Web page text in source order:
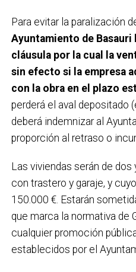
Para evitar la paralización
Ayuntamiento de
cláusula por la cual la
sin efecto si la empresa
con la obra en el plazo
perderá el aval depositado
deberá indemnizar al
proporción al retraso o
Las viviendas serán de
con trastero y garaje, y
150.000 €. Estarán
que marca la normativa de
cualquier promoción
establecidos por el